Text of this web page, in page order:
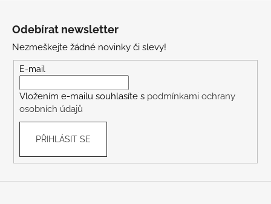
Odebírat newsletter
Nezmeškejte žádné novinky či slevy!
E-mail
Vložením e-mailu souhlasíte s podmínkami ochrany
osobních údajů
PŘIHLÁSIT SE